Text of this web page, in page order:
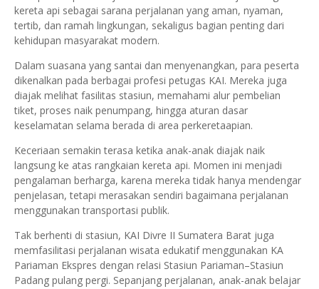
kereta api sebagai sarana perjalanan yang aman, nyaman,
tertib, dan ramah lingkungan, sekaligus bagian penting dari
kehidupan masyarakat modern.
Dalam suasana yang santai dan menyenangkan, para peserta
dikenalkan pada berbagai profesi petugas KAI. Mereka juga
diajak melihat fasilitas stasiun, memahami alur pembelian
tiket, proses naik penumpang, hingga aturan dasar
keselamatan selama berada di area perkeretaapian.
Keceriaan semakin terasa ketika anak-anak diajak naik
langsung ke atas rangkaian kereta api. Momen ini menjadi
pengalaman berharga, karena mereka tidak hanya mendengar
penjelasan, tetapi merasakan sendiri bagaimana perjalanan
menggunakan transportasi publik.
Tak berhenti di stasiun, KAI Divre II Sumatera Barat juga
memfasilitasi perjalanan wisata edukatif menggunakan KA
Pariaman Ekspres dengan relasi Stasiun Pariaman–Stasiun
Padang pulang pergi. Sepanjang perjalanan, anak-anak belajar